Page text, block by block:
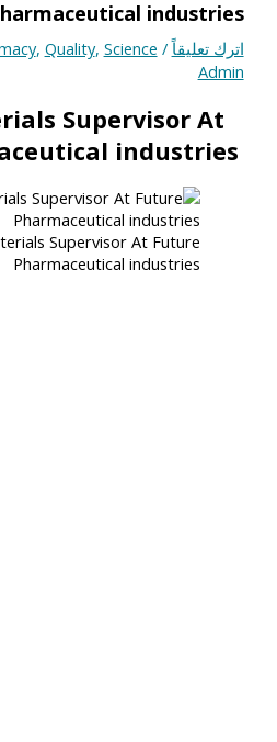
industries
اترك تعليقاً /
, Quality, Science
Admin
Supervisor At
industries
Supervisor At Future
Pharmaceutical industries